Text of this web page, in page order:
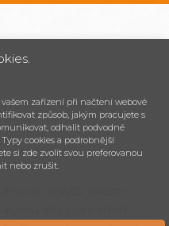
vašem zařízení při načtení webové
způsob, jakým pracujete s
odhalit podvodné
cookies a podrobnější
si zde zvolit svou preferovanou
nebo zrušit.